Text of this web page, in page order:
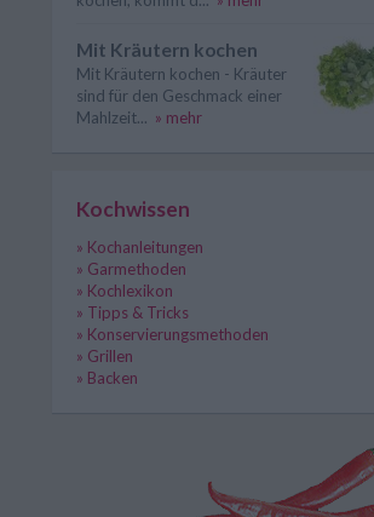
Mit Kräutern kochen
Mit Kräutern kochen - Kräuter
sind für den Geschmack einer
Mahlzeit... » mehr
Kochwissen
» Kochanleitungen
» Garmethoden
» Kochlexikon
» Tipps & Tricks
» Konservierungsmethoden
» Grillen
» Backen